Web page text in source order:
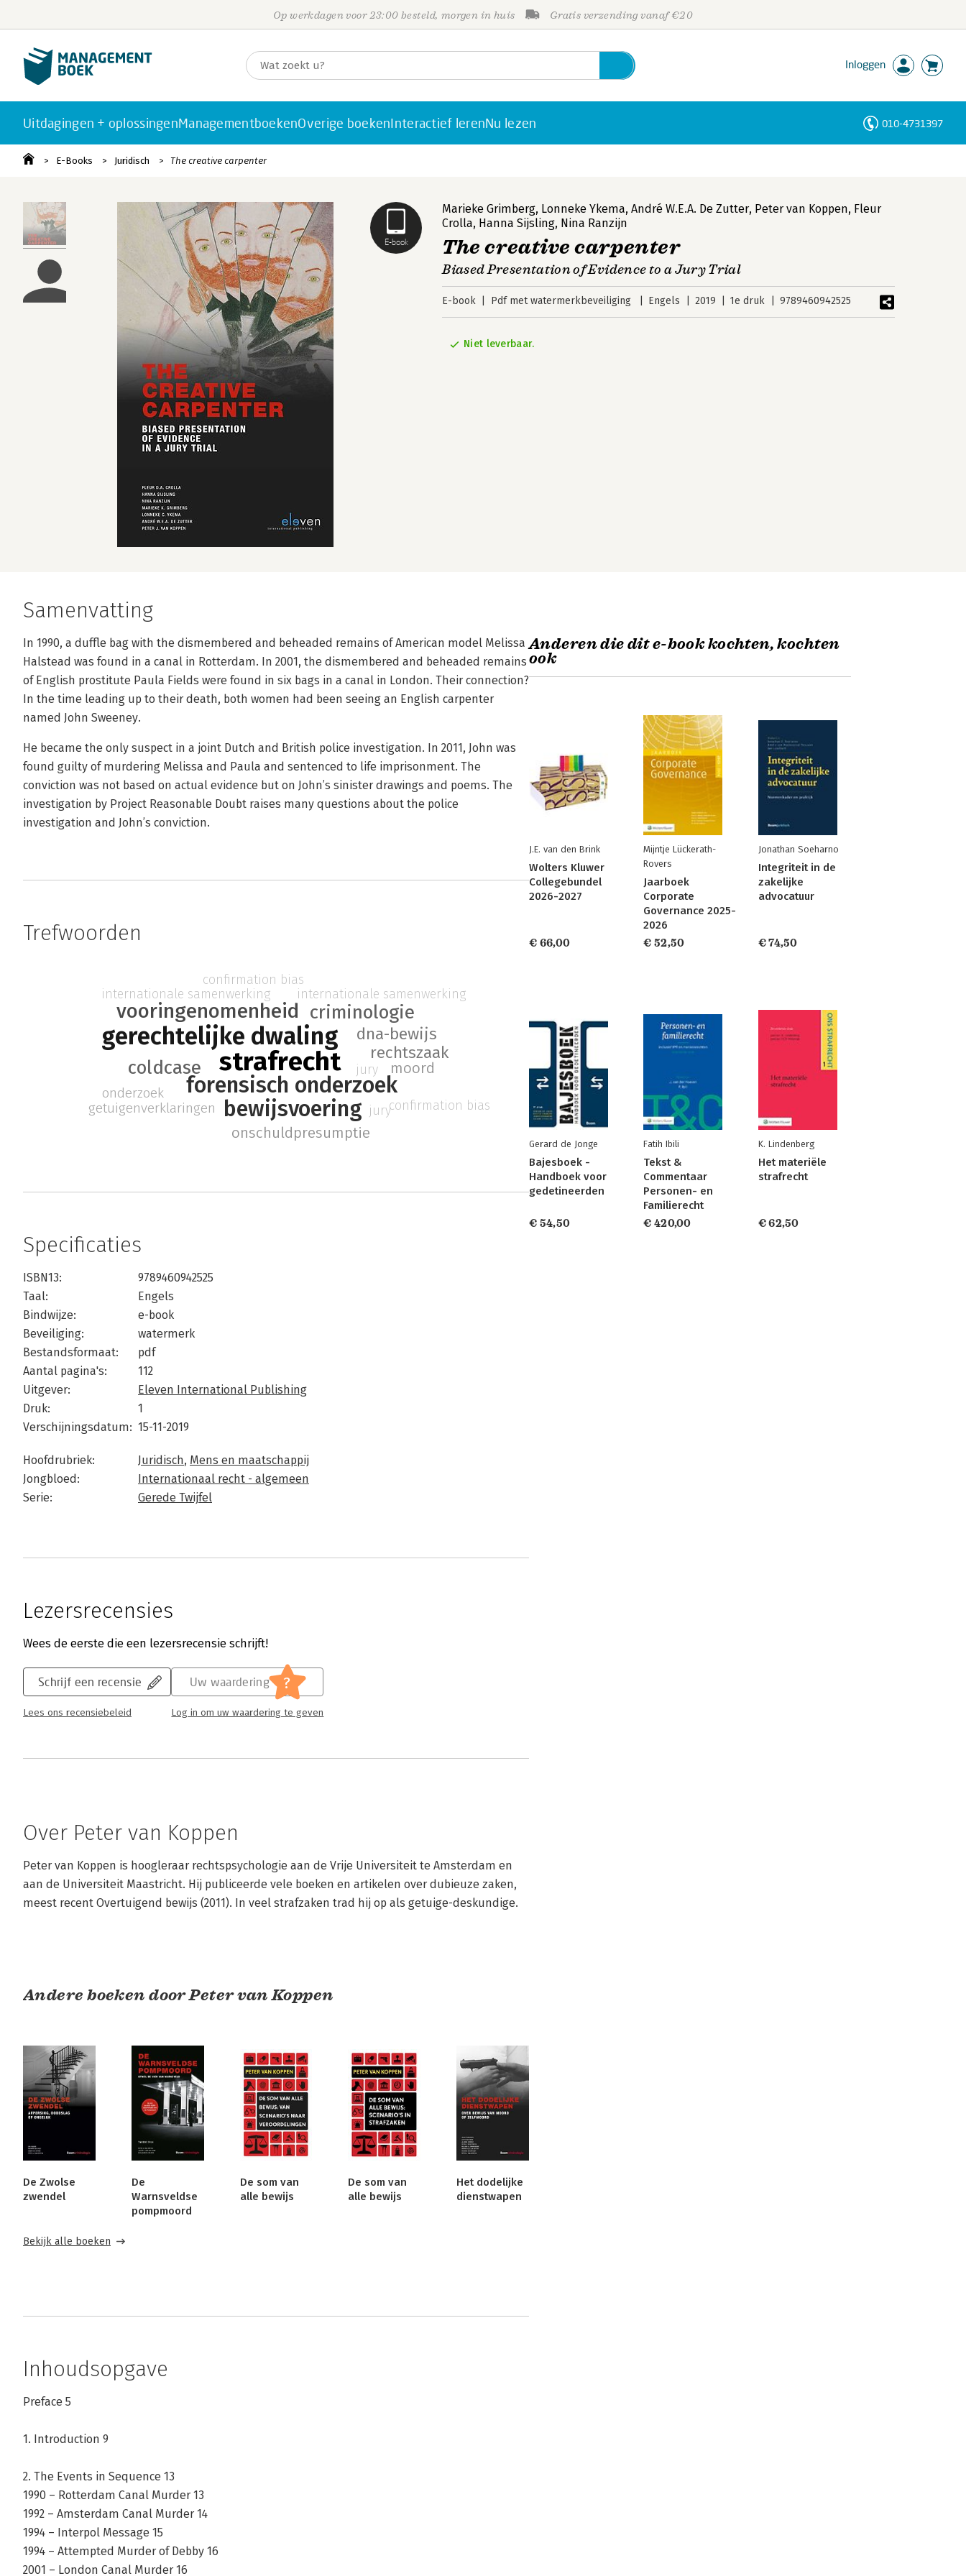
Op werkdagen voor 23:00 besteld, morgen in huis Gratis verzending vanaf €20
Inloggen
Uitdagingen + oplossingenManagementboekenOverige boekenInteractief lerenNu lezen 010-4731397
E-Books Juridisch The creative carpenter
E-book
Marieke Grimberg, Lonneke Ykema,André W.E.A. De Zutter, Peter van Koppen, Fleur
Crolla, Hanna Sijsling, Nina Ranzijn
The creative carpenter
Biased Presentation of Evidence to a Jury Trial
E-book Pdf met watermerkbeveiliging Engels 2019 1e druk 9789460942525
Niet leverbaar.
Samenvatting
In 1990, a duffle bag with the dismembered and beheaded remains of American model Melissa
Halstead was found in a canal in Rotterdam. In 2001, the dismembered and beheaded remains
of English prostitute Paula Fields were found in six bags in a canal in London. Their connection?
In the time leading up to their death, both women had been seeing an English carpenter
named John Sweeney.
He became the only suspect in a joint Dutch and British police investigation. In 2011, John was
found guilty of murdering Melissa and Paula and sentenced to life imprisonment. The
conviction was not based on actual evidence but on John’s sinister drawings and poems. The
investigation by Project Reasonable Doubt raises many questions about the police
investigation and John’s conviction.
Trefwoorden
strafrecht
gerechtelijke dwaling
forensisch onderzoek
bewijsvoering
vooringenomenheid
coldcase
criminologie
dna-bewijs
rechtszaak
onschuldpresumptie
moord
getuigenverklaringen
onderzoek
internationale samenwerking
confirmation bias
jury
internationale samenwerking
confirmation bias
jury
Specificaties
ISBN13:
9789460942525
Taal:
Engels
Bindwijze:
e-book
Beveiliging:
watermerk
Bestandsformaat:
pdf
Aantal pagina's:
112
Uitgever:
Eleven International Publishing
Druk:
1
Verschijningsdatum: 15-11-2019
Hoofdrubriek: Juridisch, Mens en maatschappij
Jongbloed:
Internationaal recht - algemeen
Serie:
Gerede Twijfel
Lezersrecensies
Wees de eerste die een lezersrecensie schrijft!
Schrijf een recensie
Lees ons recensiebeleid
Uw waardering ?
Log in om uw waardering te geven
Over Peter van Koppen
Peter van Koppen is hoogleraar rechtspsychologie aan de Vrije Universiteit te Amsterdam en
aan de Universiteit Maastricht. Hij publiceerde vele boeken en artikelen over dubieuze zaken,
meest recent Overtuigend bewijs (2011). In veel strafzaken trad hij op als getuige-deskundige.
Andere boeken door Peter van Koppen
De Zwolse
zwendel
De
Warnsveldse
pompmoord
De som van
alle bewijs
De som van
alle bewijs
Het dodelijke
dienstwapen
Bekijk alle boeken
Inhoudsopgave
Preface 5
1. Introduction 9
2. The Events in Sequence 13
1990 – Rotterdam Canal Murder 13
1992 – Amsterdam Canal Murder 14
1994 – Interpol Message 15
1994 – Attempted Murder of Debby 16
2001 – London Canal Murder 16
Anderen die dit e-book kochten, kochten
ook
J.E. van den Brink
Wolters Kluwer
Collegebundel
2026-2027
€ 66,00
Mijntje Lückerath-
Rovers
Jaarboek
Corporate
Governance 2025-
2026
€ 52,50
Jonathan Soeharno
Integriteit in de
zakelijke
advocatuur
€ 74,50
Gerard de Jonge
Bajesboek -
Handboek voor
gedetineerden
€ 54,50
Fatih Ibili
Tekst &
Commentaar
Personen- en
Familierecht
€ 420,00
K. Lindenberg
Het materiële
strafrecht
€ 62,50
Personen